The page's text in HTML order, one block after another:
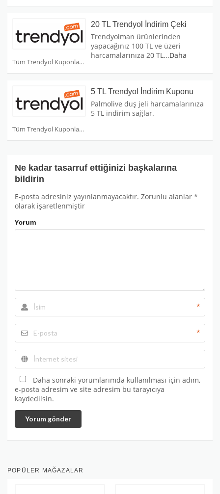
Tüm Trendyol Kuponları
20 TL Trendyol İndirim Çeki
Trendyolman ürünlerinden
yapacağınız 100 TL ve üzeri
harcamalarınıza 20 TL...Daha
Tüm Trendyol Kuponları
5 TL Trendyol İndirim Kuponu
Palmolive duş jeli harcamalarınıza
5 TL indirim sağlar.
Ne kadar tasarruf ettiğinizi başkalarına
bildirin
E-posta adresiniz yayınlanmayacaktır. Zorunlu alanlar *
olarak işaretlenmiştir
Yorum
*
*
Daha sonraki yorumlarımda kullanılması için adım,
e-posta adresim ve site adresim bu tarayıcıya
kaydedilsin.
Yorum gönder
POPÜLER MAĞAZALAR